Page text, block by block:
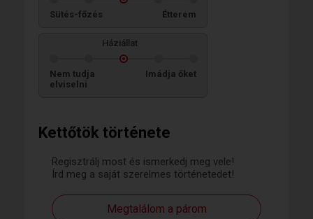
Kettőtök története
Regisztrálj most és ismerkedj meg vele!
Írd meg a saját szerelmes történetedet!
Megtalálom a párom
Sütés-főzés Étterem
Háziállat
Nem tudja
elviselni
Imádja őket